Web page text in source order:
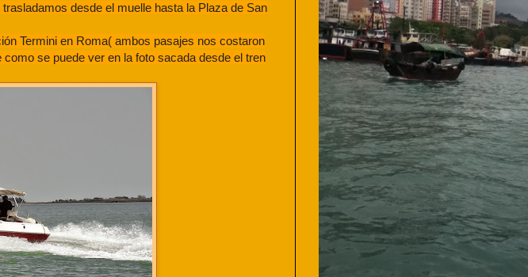
desde el muelle hasta la Plaza de San
Termini en Roma( ambos pasajes nos costaron
se puede ver en la foto sacada desde el tren